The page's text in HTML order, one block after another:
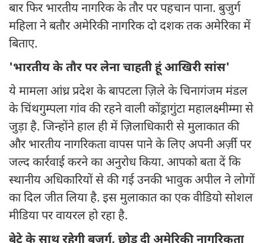
बार फिर भारतीय नागरिक के तौर पर पहचान पाना. बुजुर्ग
महिला ने बतौर अमेरिकी नागरिक दो दशक तक अमेरिका में
बिताए.
'भारतीय के तौर पर लेना चाहती हूं आखिरी सांस'
ये मामला आंध्र प्रदेश के बापटला ज़िले के चिनागंजम मंडल
के चिंथगुम्पला गांव की रहने वाली कोंड्रागुंटा महालक्ष्मीम्मा से
जुड़ा है. जिन्होंने हाल ही में ज़िलाधिकारी से मुलाकात की
और भारतीय नागरिकता वापस पाने के लिए अपनी अर्ज़ी पर
जल्द कार्रवाई करने का अनुरोध किया. आपको बता दें कि
स्थानीय अधिकारियों से की गई उनकी भावुक अपील ने लोगों
का दिल जीत लिया है. इस मुलाकात का एक वीडियो सोशल
मीडिया पर वायरल हो रहा है.